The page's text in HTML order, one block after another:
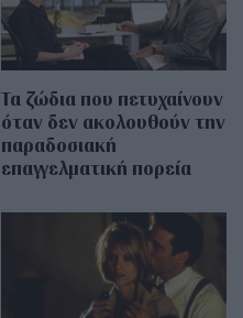
Τα ζώδια που πετυχαίνουν
όταν δεν ακολουθούν την
παραδοσιακή
επαγγελματική πορεία